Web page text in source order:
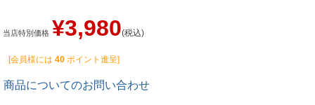
当店特別価格 ¥3,980 税込
[会員様には 40 ポイント進呈]
商品についてのお問い合わせ